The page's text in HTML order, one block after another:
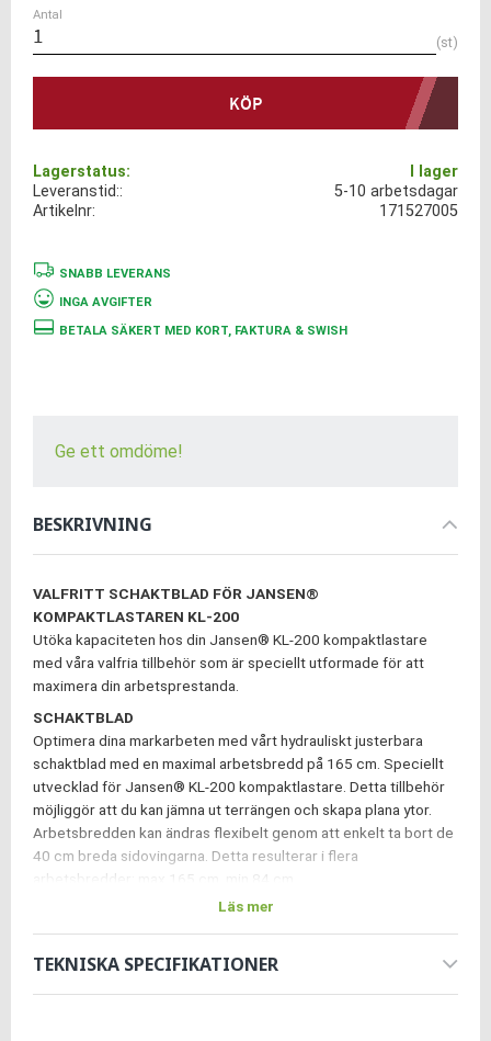
Antal
st
KÖP
Lagerstatus I lager
Artikelnr 171527005
Leveranstid: 5-10 arbetsdagar
SNABB LEVERANS
INGA AVGIFTER
BETALA SÄKERT MED KORT, FAKTURA & SWISH
Ge ett omdöme!
BESKRIVNING
VALFRITT SCHAKTBLAD FÖR JANSEN®
KOMPAKTLASTAREN KL-200
Utöka kapaciteten hos din Jansen® KL-200 kompaktlastare
med våra valfria tillbehör som är speciellt utformade för att
maximera din arbetsprestanda.
SCHAKTBLAD
Optimera dina markarbeten med vårt hydrauliskt justerbara
schaktblad med en maximal arbetsbredd på 165 cm. Speciellt
utvecklad för Jansen® KL-200 kompaktlastare. Detta tillbehör
möjliggör att du kan jämna ut terrängen och skapa plana ytor.
Arbetsbredden kan ändras flexibelt genom att enkelt ta bort de
40 cm breda sidovingarna. Detta resulterar i flera
arbetsbredder: max 165 cm, min 84 cm.
Schaktbladet har robust konstruktion och är lätt att använda,
vilket gör det idealiskt för byggarbetsplatser,
landskapsarkitektur och jordbruksapplikationer. Med variabla
Läs mer
TEKNISKA SPECIFIKATIONER